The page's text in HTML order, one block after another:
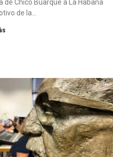
de Chico Buarque a La Habana
de la…